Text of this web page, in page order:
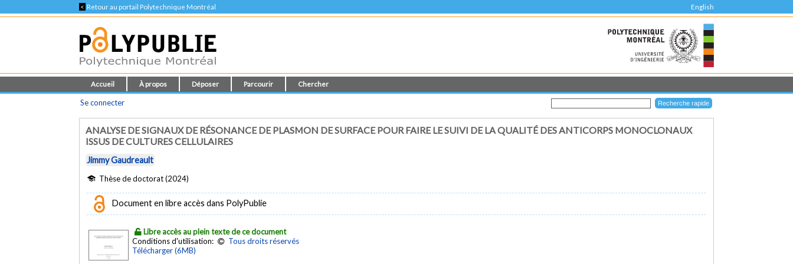
< Retour au portail Polytechnique Montréal English
Accueil À propos Déposer Parcourir Chercher
Se connecter
ANALYSE DE SIGNAUX DE RÉSONANCE DE PLASMON DE SURFACE POUR FAIRE LE SUIVI DE LA QUALITÉ DES ANTICORPS MONOCLONAUX
ISSUS DE CULTURES CELLULAIRES
Jimmy Gaudreault
Thèse de doctorat (2024)
Document en libre accès dans PolyPublie
Libre accès au plein texte de ce document
Conditions d'utilisation:
Tous droits réservés
Télécharger (6MB)